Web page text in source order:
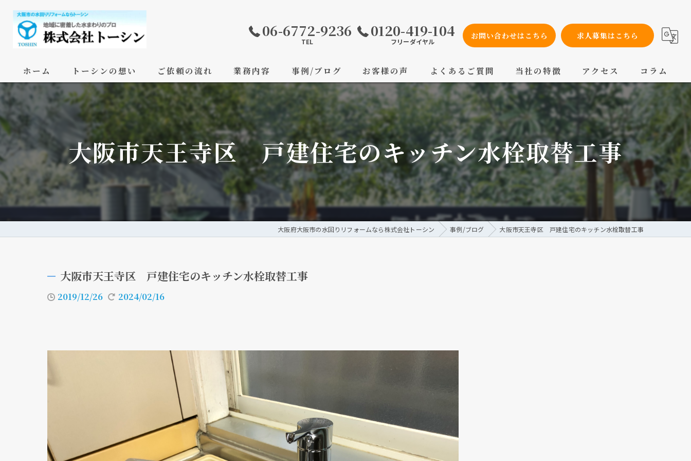
06-6772-9236
TEL
0120-419-104
フリーダイヤル
お問い合わせはこちら 求人募集はこちら
ホーム トーシンの想い ご依頼の流れ 業務内容 事例/ブログ お客様の声 よくあるご質問 当社の特徴
設備工事
内装工事
メンテナンス
配管工事
交換
アクセス コラム
大阪市天王寺区 戸建住宅のキッチン水栓取替工事
大阪府大阪市の水回りリフォームなら株式会社トーシン 事例/ブログ 大阪市天王寺区 戸建住宅のキッチン水栓取替工事
大阪市天王寺区 戸建住宅のキッチン水栓取替工事
2019/12/26 2024/02/16